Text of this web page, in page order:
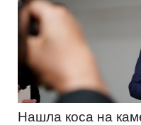
Нашла коса на